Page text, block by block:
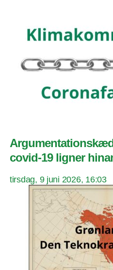
covid-19 ligner
tirsdag, 9 juni 2026, 16:03